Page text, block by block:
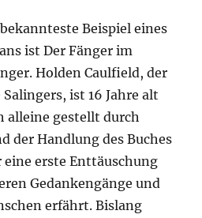
Beispiel eines
ist Der Fänger im
Holden Caulfield, der
ist 16 Jahre alt
alleine gestellt durch
der Handlung des Buches
erste Enttäuschung
Gedankengänge und
erfährt. Bislang